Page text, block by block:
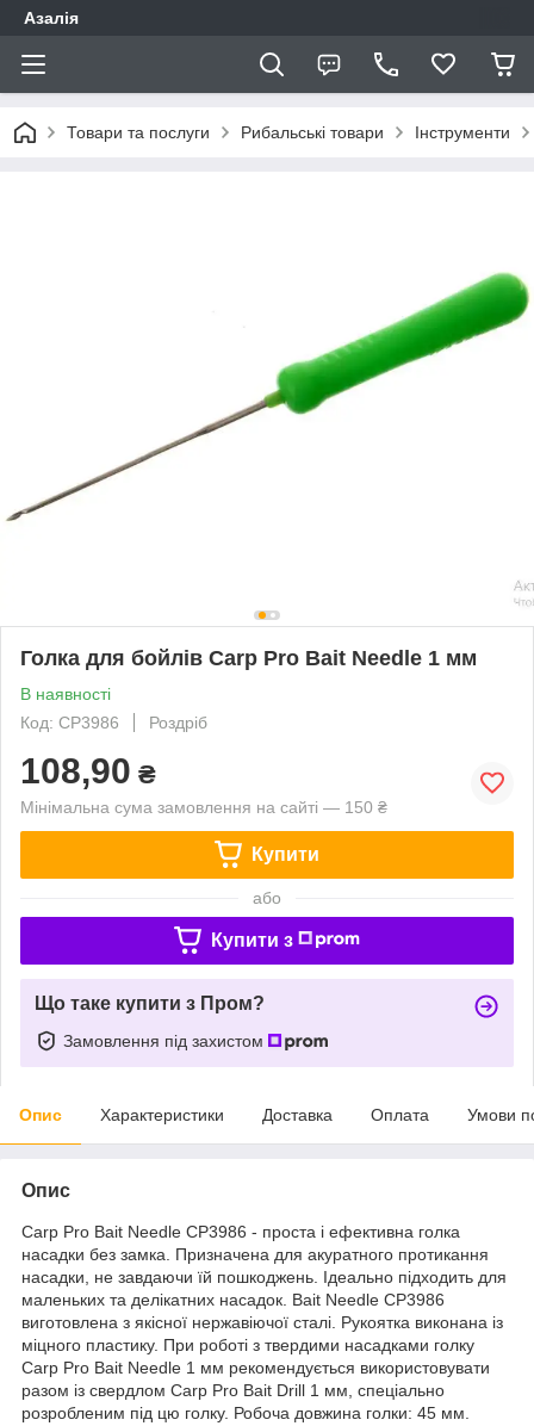
Азалія
Товари та послуги Рибальські товари Інструменти
Голка для бойлів Carp Pro Bait Needle 1 мм
В наявності
Код: CP3986
Роздріб
108,90 ₴
Мінімальна сума замовлення на сайті — 150 ₴
Купити
або
Купити з
Що таке купити з Пром?
Замовлення під захистом
Опис Характеристики Доставка Оплата Умови
Опис
Carp Pro Bait Needle CP3986 - проста і ефективна голка
насадки без замка. Призначена для акуратного протикання
насадки, не завдаючи їй пошкоджень. Ідеально підходить для
маленьких та делікатних насадок. Bait Needle CP3986
виготовлена ​​з якісної нержавіючої сталі. Рукоятка виконана із
міцного пластику. При роботі з твердими насадками голку
Carp Pro Bait Needle 1 мм рекомендується використовувати
разом із свердлом Carp Pro Bait Drill 1 мм, спеціально
розробленим під цю голку. Робоча довжина голки: 45 мм.